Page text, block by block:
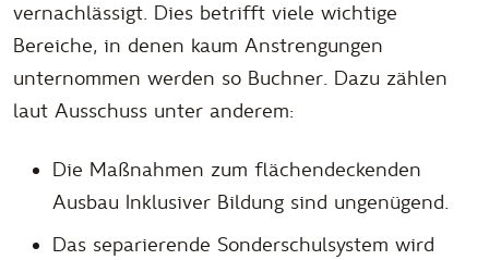
vernachlässigt. Dies betrifft viele wichtige
Bereiche, in denen kaum Anstrengungen
unternommen werden so Buchner. Dazu zählen
laut Ausschuss unter anderem:
Die Maßnahmen zum flächendeckenden
Ausbau Inklusiver Bildung sind ungenügend.
Das separierende Sonderschulsystem wird